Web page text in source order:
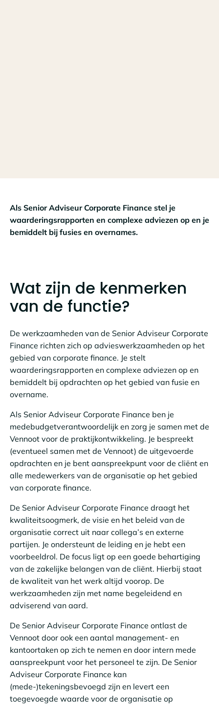
Als Senior Adviseur Corporate Finance stel je
waarderingsrapporten en complexe adviezen op en je
bemiddelt bij fusies en overnames.
Wat zijn de kenmerken
van de functie?
De werkzaamheden van de Senior Adviseur Corporate
Finance richten zich op advieswerkzaamheden op het
gebied van corporate finance. Je stelt
waarderingsrapporten en complexe adviezen op en
bemiddelt bij opdrachten op het gebied van fusie en
overname.
Als Senior Adviseur Corporate Finance ben je
medebudgetverantwoordelijk en zorg je samen met de
Vennoot voor de praktijkontwikkeling. Je bespreekt
(eventueel samen met de Vennoot) de uitgevoerde
opdrachten en je bent aanspreekpunt voor de cliënt en
alle medewerkers van de organisatie op het gebied
van corporate finance.
De Senior Adviseur Corporate Finance draagt het
kwaliteitsoogmerk, de visie en het beleid van de
organisatie correct uit naar collega’s en externe
partijen. Je ondersteunt de leiding en je hebt een
voorbeeldrol. De focus ligt op een goede behartiging
van de zakelijke belangen van de cliënt. Hierbij staat
de kwaliteit van het werk altijd voorop. De
werkzaamheden zijn met name begeleidend en
adviserend van aard.
De Senior Adviseur Corporate Finance ontlast de
Vennoot door ook een aantal management- en
kantoortaken op zich te nemen en door intern mede
aanspreekpunt voor het personeel te zijn. De Senior
Adviseur Corporate Finance kan
(mede-)tekeningsbevoegd zijn en levert een
toegevoegde waarde voor de organisatie op